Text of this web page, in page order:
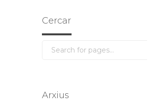
Cercar
Arxius